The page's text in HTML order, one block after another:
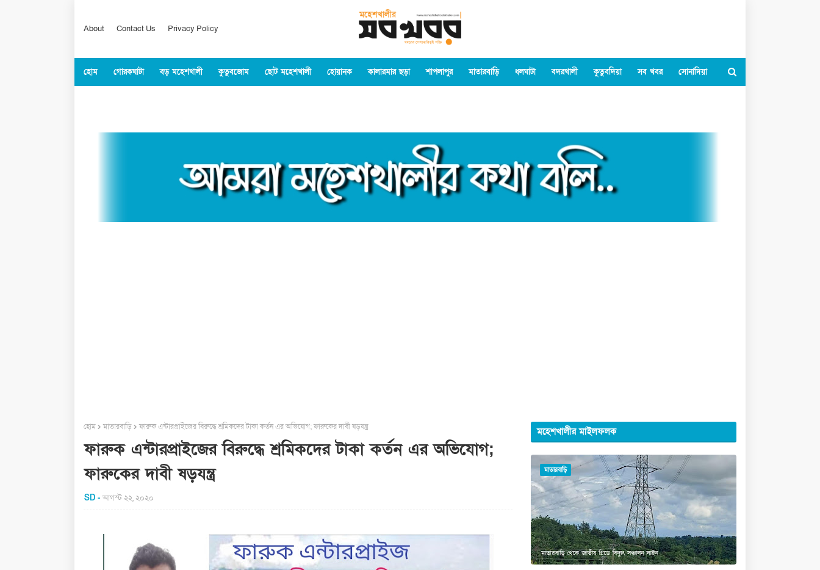
About Contact Us Privacy Policy
হোম গোরকঘাটা বড় মহেশখালী কুতুবজোম ছোট মহেশখালী হোয়ানক কালারমার ছড়া শাপলাপুর মাতারবাড়ি ধলঘাটা বদরখালী কুতুবদিয়া সব খবর সোনাদিয়া
হোম মাতারবাড়ি ফারুক এন্টারপ্রাইজের বিরুদ্ধে শ্রমিকদের টাকা কর্তন এর অভিযোগ; ফারুকের দাবী ষড়যন্ত্র
ফারুক এন্টারপ্রাইজের বিরুদ্ধে শ্রমিকদের টাকা কর্তন এর অভিযোগ;
ফারুকের দাবী ষড়যন্ত্র
SD আগস্ট ২২, ২০২০
মহেশখালীর মাইলফলক
মাতারবাড়ি